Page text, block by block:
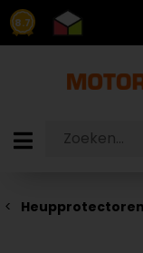
8.7
Heupprotectoren